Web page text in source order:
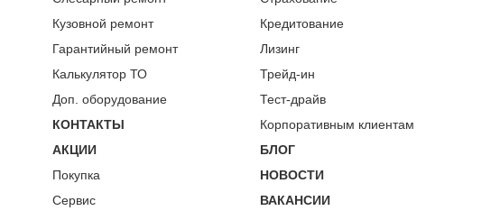
Кузовной ремонт
Гарантийный ремонт
Калькулятор ТО
Доп. оборудование
КОНТАКТЫ
АКЦИИ
Покупка
Сервис
Кредитование
Лизинг
Трейд-ин
Тест-драйв
Корпоративным клиентам
БЛОГ
НОВОСТИ
ВАКАНСИИ